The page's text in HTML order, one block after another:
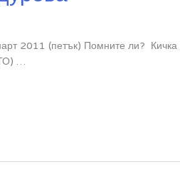
2011 (петък) Помните ли?
…